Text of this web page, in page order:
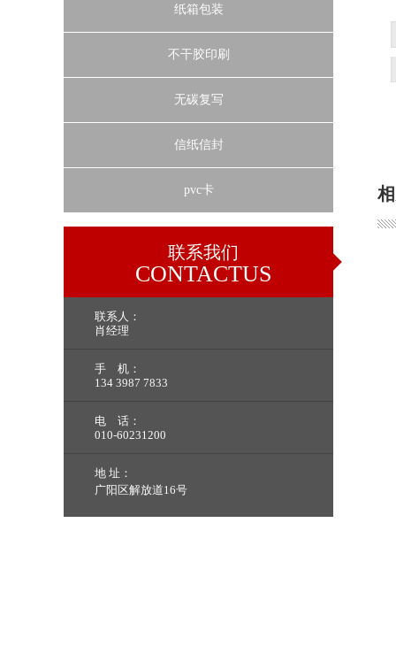
纸箱包装
不干胶印刷
无碳复写
信纸信封
pvc卡
联系我们
CONTACTUS
联系人：
肖经理
手 机：
134 3987 7833
电 话：
010-60231200
地 址：
广阳区解放道16号